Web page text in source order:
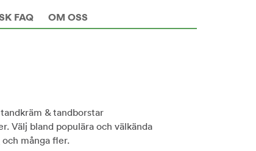
FAQ OM OSS
& tandborstar
Välj bland populära och välkända
och många fler.